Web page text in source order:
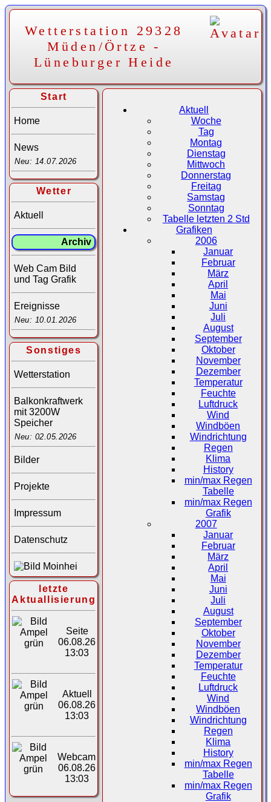
Wetterstation 29328
Müden/Örtze -
Lüneburger Heide
Start
Home
News
Neu: 14.07.2026
Wetter
Aktuell
Archiv
Web Cam Bild
und Tag Grafik
Ereignisse
Neu: 10.01.2026
Sonstiges
Wetterstation
Balkonkraftwerk
mit 3200W
Speicher
Neu: 02.05.2026
Bilder
Projekte
Impressum
Datenschutz
letzte
Aktuallisierung
Seite
06.08.26
13:03
Aktuell
06.08.26
13:03
Webcam
06.08.26
13:03
Aktuell
Woche
Tag
Montag
Dienstag
Mittwoch
Donnerstag
Freitag
Samstag
Sonntag
Tabelle letzten 2 Std
Grafiken
2006
Januar
Februar
März
April
Mai
Juni
Juli
August
September
Oktober
November
Dezember
Temperatur
Feuchte
Luftdruck
Wind
Windböen
Windrichtung
Regen
Klima
History
min/max Regen
Tabelle
min/max Regen
Grafik
2007
Januar
Februar
März
April
Mai
Juni
Juli
August
September
Oktober
November
Dezember
Temperatur
Feuchte
Luftdruck
Wind
Windböen
Windrichtung
Regen
Klima
History
min/max Regen
Tabelle
min/max Regen
Grafik